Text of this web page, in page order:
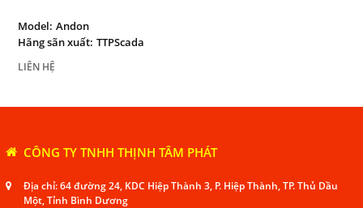
Model: Andon
Hãng sãn xuất: TTPScada
LIÊN HỆ
CÔNG TY TNHH THỊNH TÂM PHÁT
Địa chỉ: 64 đường 24, KDC Hiệp Thành 3, P. Hiệp Thành, TP. Thủ Dầu
Một, Tỉnh Bình Dương